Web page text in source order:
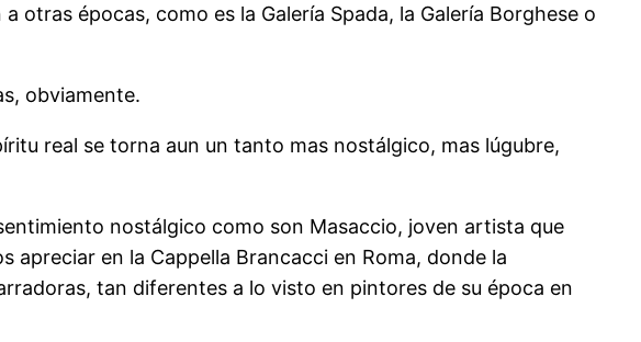
épocas, como es la Galería Spada, la Galería Borghese o
obviamente.
real se torna aun un tanto mas nostálgico, mas lúgubre,
nostálgico como son Masaccio, joven artista que
en la Cappella Brancacci en Roma, donde la
tan diferentes a lo visto en pintores de su época en